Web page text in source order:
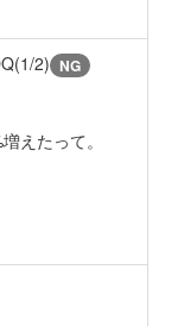
2) NG
えたって。